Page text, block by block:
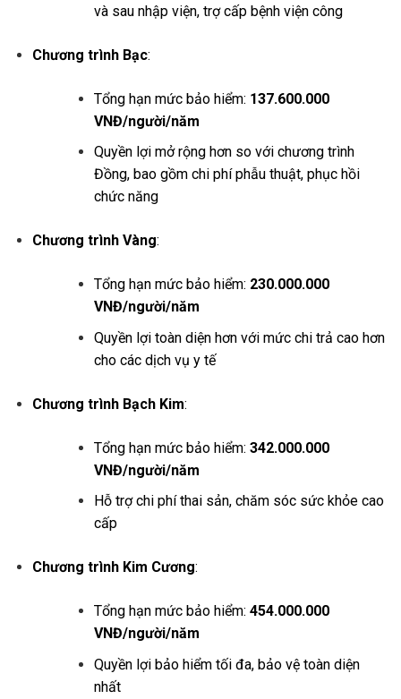
và sau nhập viện, trợ cấp bệnh viện công
Chương trình Bạc:
Tổng hạn mức bảo hiểm: 137.600.000
VNĐ/người/năm
Quyền lợi mở rộng hơn so với chương trình
Đồng, bao gồm chi phí phẫu thuật, phục hồi
chức năng
Chương trình Vàng:
Tổng hạn mức bảo hiểm: 230.000.000
VNĐ/người/năm
Quyền lợi toàn diện hơn với mức chi trả cao hơn
cho các dịch vụ y tế
Chương trình Bạch Kim:
Tổng hạn mức bảo hiểm: 342.000.000
VNĐ/người/năm
Hỗ trợ chi phí thai sản, chăm sóc sức khỏe cao
cấp
Chương trình Kim Cương:
Tổng hạn mức bảo hiểm: 454.000.000
VNĐ/người/năm
Quyền lợi bảo hiểm tối đa, bảo vệ toàn diện
nhất